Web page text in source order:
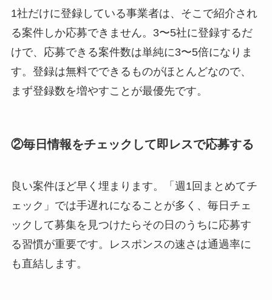
1社だけに登録している事業者は、そこで紹介され
る案件しか応募できません。3〜5社に登録するだ
けで、応募できる案件数は単純に3〜5倍になりま
す。登録は無料でできるものがほとんどなので、
まず登録数を増やすことが最優先です。
②毎日情報をチェックして即レスで応募する
良い案件ほど早く埋まります。「週1回まとめてチ
ェック」では手遅れになることが多く、毎日チェ
ックして募集を見つけたらその日のうちに応募す
る習慣が重要です。レスポンスの速さは通過率に
も直結します。